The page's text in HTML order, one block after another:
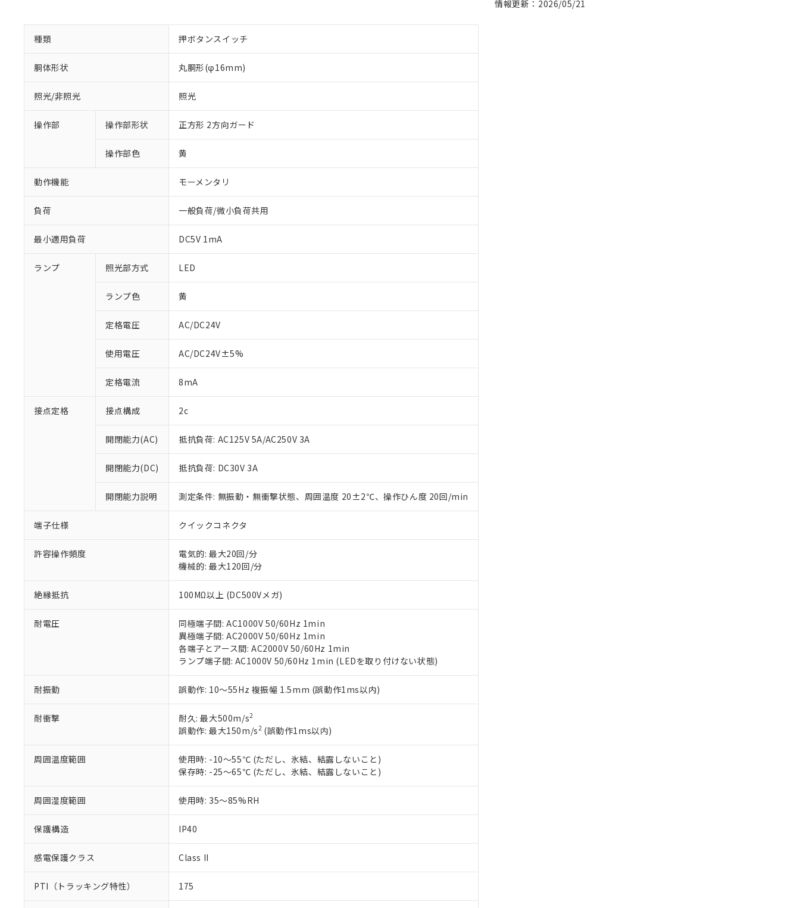
情報更新：2026/05/21
種類 押ボタンスイッチ
胴体形状 丸胴形(φ16mm)
照光/非照光 照光
操作部 操作部形状 正方形 2方向ガード
操作部色 黄
動作機能 モーメンタリ
負荷 一般負荷/微小負荷共用
最小適用負荷 DC5V 1mA
ランプ 照光部方式 LED
ランプ色 黄
定格電圧 AC/DC24V
使用電圧 AC/DC24V±5%
定格電流 8mA
接点定格 接点構成 2c
開閉能力(AC) 抵抗負荷: AC125V 5A/AC250V 3A
開閉能力(DC) 抵抗負荷: DC30V 3A
開閉能力説明 測定条件: 無振動・無衝撃状態、周囲温度 20±2℃、操作ひん度 20回/min
端子仕様 クイックコネクタ
許容操作頻度
電気的: 最大20回/分
機械的: 最大120回/分
絶縁抵抗 100MΩ以上 (DC500Vメガ)
耐電圧
同極端子間: AC1000V 50/60Hz 1min
異極端子間: AC2000V 50/60Hz 1min
各端子とアース間: AC2000V 50/60Hz 1min
ランプ端子間: AC1000V 50/60Hz 1min (LEDを取り付けない状態)
耐振動 誤動作: 10～55Hz 複振幅 1.5mm (誤動作1ms以内)
耐衝撃 耐久: 最大500m/s2
誤動作: 最大150m/s2(誤動作1ms以内)
周囲温度範囲
使用時: -10～55℃ (ただし、氷結、結露しないこと)
保存時: -25～65℃ (ただし、氷結、結露しないこと)
周囲湿度範囲 使用時: 35～85%RH
保護構造 IP40
感電保護クラス Class II
PTI（トラッキング特性） 175
ご利用条件
以下の条件をお読みいただき、同意のうえご利用ください。
本サービスは、当社制御機器事業取扱商品の当社在庫状況および標準価格(税抜)を提供させていただ
当社制御機器事業取扱商品の中には、本サービスの対象外となる商品もあることをご了承ください。
在庫状況および標準価格照会結果は、記載している更新日時点での社内データに基づき作成されるも
のであり、閲覧された時点での実際の在庫および標準価格とは異なる場合があることをご了承くださ
正式な納期状況および標準価格はお客様のお取引先、またはお客様担当のオムロン制御機器販売店・
当社販売員にご相談ください。
オムロン制御機器販売店や当社販売拠点は「
在庫状況および標準価格結果を当社の事前の承諾なく第三者に漏洩または開示しないようお願いしま
す。
マイパーツ機能（部品リスト作成サービス）をご利用いただくには、I-Webメンバーズにご登録され
ている必要があります。
お客様が当ウェブサイト上で当社にご登録された部品リストについて、当社および当社の共同利用者
が、当社の製品・サービスに関するお客様との取引・商談に必要な範囲で利用することをご了承くだ
※当社の共同利用者とは、
いる法人を指します。
※1 対応状況
対応済み：EU RoHS指令（10物質）の非含有に対応した製品が提供可能な商品です。
対応予定：EU RoHS指令（10物質）の非含有に対応した製品に切り替える予定のある商品です。
対応予定なし：EU RoHS指令（10物質）の非含有に非対応の商品で、対応品を出す予定はありません。
非該当品：ライセンス料など無形物で、有害物質有無と関係のない商品です。
仕入先様の事情により、非含有部品としていたものが、含有品と判明した場合などやむを得ず変更すること
があります。
*EU RoHS指令（10物質）：
鉛(Pb) 1000ppm以下、 水銀(Hg) 1000ppm以下、 カドミウム(Cd) 100ppm以下、
六価クロム(Cr(Ⅵ)) 1000ppm以下、ポリ臭化ビフェニル類(PBB) 1000ppm以下、ポリ臭化ジフェニルエーテル類(PBDE) 1000ppm以下、
フタル酸ビス(2-エチルヘキシル) (DEHP)(別名：DOP) 1000ppm以下、フタル酸ブチルベンジル（BBP） 1000ppm以下、フタル酸ジブチ
ル（DBP） 1000ppm以下、フタル酸ジイソブチル (DIBP) 1000ppm以下
但し、RoHS指令で産業用監視および制御機器に対する適用除外項目は除く。
※2 対応予定月
部品在庫の切り替え状況などにより、予定月が前後することがあります。
※3 非含有証明書ダウンロード
下記の非含有証明書をダウンロードすることができます。
EU RoHS指令（10物質）の非含有証明書
※本証明書は発行日時点で非含有を証明するもので、過去に遡って非含有を証明するものではありません。
また、RoHS指令のフタル酸エステル類４物質の対応では、対応完了までの期間は出荷製品に未対応品が
混在することから備考欄に対応日を記載しておりました。
既に当社にて対応品への在庫切替を完了していることから、特段のことがない限り、2022年1月12日よ
り割愛しております。
※1 中国RoHS○×表
「×」：最大均質材料含有率が中国RoHSの基準値を超えていることを示します。
「－」：未確認です。当社販売部門へお問い合わせください。
*中国RoHS10物質の基準値 (GB/T26572)：
Pb(鉛) :1000ppm、 Hg(水銀) : 1000ppm、 Cd(カドミウム) : 100ppm、
Cr(Ⅵ)(六価クロム) : 1000ppm、 PBBs(ポリ臭化ビフェニル類) : 1000ppm、 PBDEs(ポリ臭化ジフェニルエーテル類) : 1000ppm、
DBP(フタル酸ジブチル) : 1000ppm、 DIBP(フタル酸ジイソブチル) : 1000ppm、 BBP(フタル酸ブチルベンジル) : 1000ppm、
DEHP(フタル酸ビス(2-エチルヘキシル)) : 1000ppm
※2 環境保護使用期限
「ｅ」：有害物質（10物質）のすべてが基準値以下であることを示します。
「10」：通常の使用状況下において有害物質が外部に漏えいし、環境に深刻な影響を及ぼさない年数を意
味します。
「－」：未確認です。当社販売部門へお問い合わせください。
当社は、これら貴社製品のうち、外国為替および外国貿易法に定める商品（以下｢規制貨物等」とい
う）を輸出または国外への提供する場合は、日本国政府の輸出許可(または役務取引許可)を取得する
などの必要な手続きをとります。
当社は規制貨物を破棄する場合は、完全に破砕するなど、違法に輸出されないよう必要な手段を講じ
置等に一切使用いたしません。
当社は、貴社製品を第三者に販売する場合は、上記1、2および3の内容を当該第三者に通知します。
また当社は、販売先および販売に係わる関係者が違法に輸出するおそれがある場合は、取り引きをい
たしません。
記
号
説明
○ 一定数以上の在庫あり
△ 一定数には満たないが在庫あり
－
在庫なし(最新の在庫状況については、お客様のお取引先、またはお客様担当のオムロン制御
機器販売店・当社販売員にご確認ください)
白